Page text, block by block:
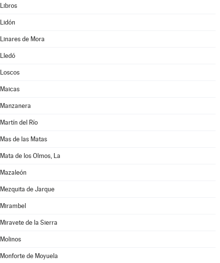
Libros
Lidón
Linares de Mora
Lledó
Loscos
Maicas
Manzanera
Martín del Río
Mas de las Matas
Mata de los Olmos, La
Mazaleón
Mezquita de Jarque
Mirambel
Miravete de la Sierra
Molinos
Monforte de Moyuela